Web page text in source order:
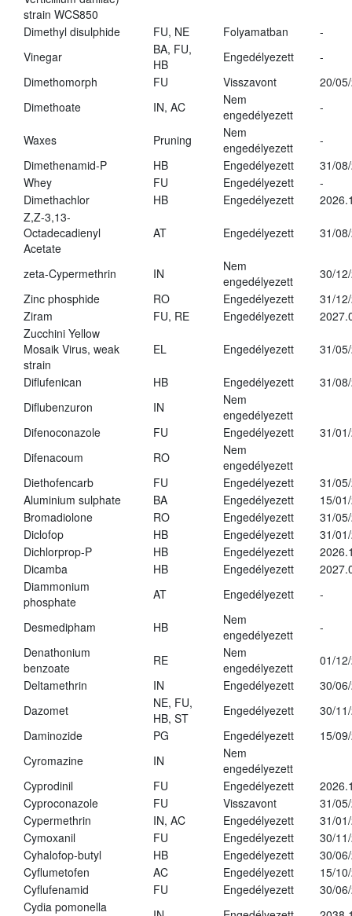
strain WCS850
Dimethyl disulphide FU, NE Folyamatban
-
Vinegar
BA, FU,
HB
Engedélyezett
-
Dimethomorph
FU Visszavont
20/
Dimethoate
IN, AC
Nem
engedélyezett
-
Waxes Pruning
Nem
engedélyezett
-
Dimethenamid-P
HB Engedélyezett
31/
Whey
FU Engedélyezett
-
Dimethachlor
HB Engedélyezett
Z,Z-3,13-
Octadecadienyl
Acetate
AT Engedélyezett 31/
zeta-Cypermethrin IN
Nem
engedélyezett
30/
Zinc phosphide
RO Engedélyezett
31/
Ziram
FU, RE Engedélyezett
Zucchini Yellow
Mosaik Virus, weak
strain
EL Engedélyezett 31/
Diflufenican HB Engedélyezett
31/
Diflubenzuron
IN
Nem
engedélyezett
Difenoconazole
FU Engedélyezett
31/
Difenacoum
RO
Nem
engedélyezett
Diethofencarb
FU Engedélyezett
31/
Aluminium sulphate
BA Engedélyezett
15/
Bromadiolone
RO Engedélyezett
31/
Diclofop
HB Engedélyezett
31/
Dichlorprop-P
HB Engedélyezett
Dicamba
HB Engedélyezett
Diammonium
phosphate
AT Engedélyezett -
Desmedipham HB
Nem
engedélyezett
-
Denathonium
benzoate
RE
Nem
engedélyezett
01/
Deltamethrin
IN Engedélyezett
30/
Dazomet
NE, FU,
HB, ST
Engedélyezett
30/
Daminozide
PG Engedélyezett
15/
Cyromazine
IN
Nem
engedélyezett
Cyprodinil
FU Engedélyezett
Cyproconazole
FU Visszavont
31/
Cypermethrin
IN, AC Engedélyezett
31/
Cymoxanil
FU Engedélyezett
30/
Cyhalofop-butyl
HB Engedélyezett
30/
Cyflumetofen
AC Engedélyezett
15/
Cyflufenamid
FU Engedélyezett
30/
Cydia pomonella